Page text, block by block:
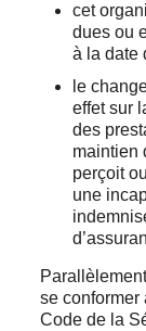
cet
dues ou
à la date
le
effet sur
des
maintien
perçoit
une
se conformer
Code de la